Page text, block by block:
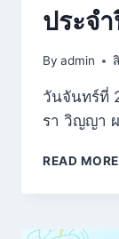
ประจ
By admin
วันจันทร์ที่
รา วิญญา
READ MORE